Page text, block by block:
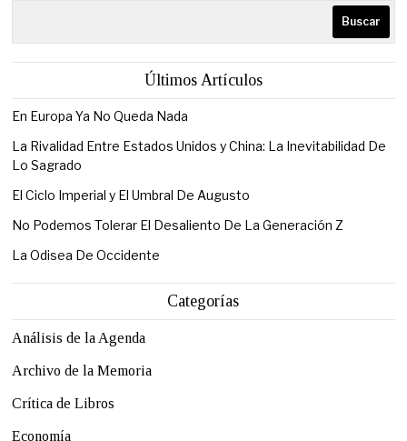
Buscar
Últimos Artículos
En Europa Ya No Queda Nada
La Rivalidad Entre Estados Unidos y China: La Inevitabilidad De
Lo Sagrado
El Ciclo Imperial y El Umbral De Augusto
No Podemos Tolerar El Desaliento De La Generación Z
La Odisea De Occidente
Categorías
Análisis de la Agenda
Archivo de la Memoria
Crítica de Libros
Economía